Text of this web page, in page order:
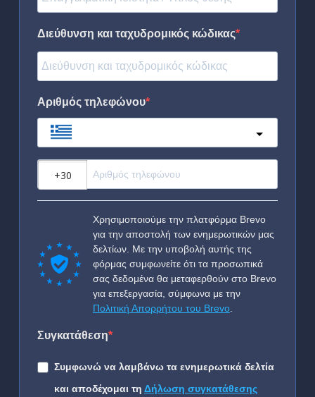
Διεύθυνση και ταχυδρομικός κώδικας
Αριθμός τηλεφώνου
Χρησιμοποιούμε την πλατφόρμα Brevo
για την αποστολή των ενημερωτικών μας
δελτίων. Με την υποβολή αυτής της
φόρμας συμφωνείτε ότι τα προσωπικά
σας δεδομένα θα μεταφερθούν στο Brevo
για επεξεργασία, σύμφωνα με την
Πολιτική Απορρήτου του Brevo
Συγκατάθεση
Συμφωνώ να λαμβάνω τα ενημερωτικά δελτία
και αποδέχομαι τη Δήλωση συγκατάθεσης